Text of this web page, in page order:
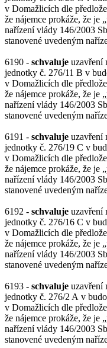
v Domažlicích dle
že nájemce prokáže, že je
nařízení vlády 146/2003
stanovené uvedeným
6190 - schvaluje uzavření
jednotky č. 276/11 B v
v Domažlicích dle
že nájemce prokáže, že je
nařízení vlády 146/2003
stanovené uvedeným
6191 - schvaluje uzavření
jednotky č. 276/19 C v
v Domažlicích dle
že nájemce prokáže, že je
nařízení vlády 146/2003
stanovené uvedeným
6192 - schvaluje uzavření
jednotky č. 276/16 C v
v Domažlicích dle
že nájemce prokáže, že je
nařízení vlády 146/2003
stanovené uvedeným
6193 - schvaluje uzavření
jednotky č. 276/2 A v
v Domažlicích dle
že nájemce prokáže, že je
nařízení vlády 146/2003
stanovené uvedeným